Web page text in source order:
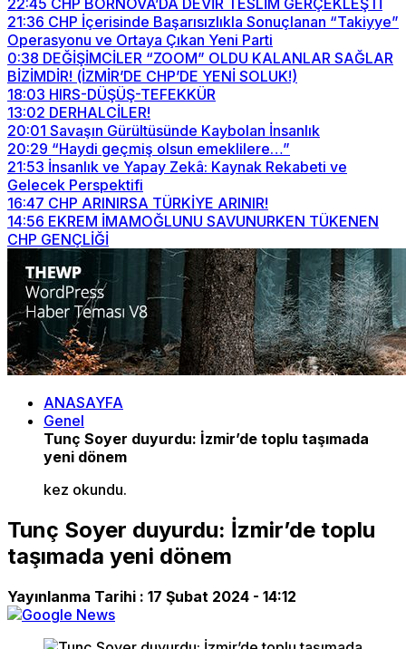
22:45 CHP BORNOVA’DA DEVİR TESLİM GERÇEKLEŞTİ
21:36 CHP İçerisinde Başarısızlıkla Sonuçlanan “Takiyye”
Operasyonu ve Ortaya Çıkan Yeni Parti
0:38 DEĞİŞİMCİLER “ZOOM” OLDU KALANLAR SAĞLAR
BİZİMDİR! (İZMİR’DE CHP’DE YENİ SOLUK!)
18:03 HIRS-DÜŞÜŞ-TEFEKKÜR
13:02 DERHALCİLER!
20:01 Savaşın Gürültüsünde Kaybolan İnsanlık
20:29 “Haydi geçmiş olsun emeklilere…”
21:53 İnsanlık ve Yapay Zekâ: Kaynak Rekabeti ve
Gelecek Perspektifi
16:47 CHP ARINIRSA TÜRKİYE ARINIR!
14:56 EKREM İMAMOĞLUNU SAVUNURKEN TÜKENEN
CHP GENÇLİĞİ
ANASAYFA
Genel
Tunç Soyer duyurdu: İzmir’de toplu taşımada
yeni dönem
kez okundu.
Tunç Soyer duyurdu: İzmir’de toplu
taşımada yeni dönem
Yayınlanma Tarihi : 17 Şubat 2024 - 14:12